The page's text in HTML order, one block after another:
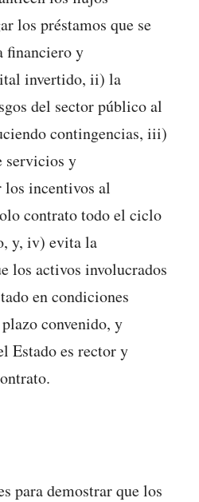
los préstamos que se
financiero y
invertido, ii) la
del sector público al
contingencias, iii)
servicios y
incentivos al
contrato todo el ciclo
y, iv) evita la
los activos involucrados
en condiciones
convenido, y
Estado es rector y
para demostrar que los